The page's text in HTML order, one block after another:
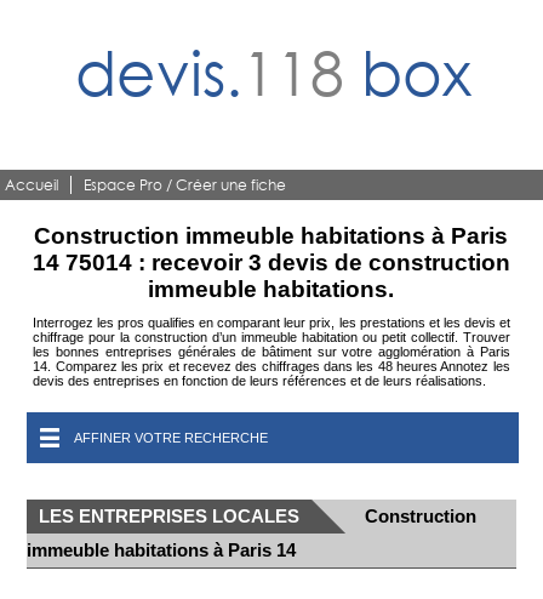
devis.118 box
Accueil Espace Pro / Créer une fiche
Construction immeuble habitations à Paris
14 75014 : recevoir 3 devis de construction
immeuble habitations.
Interrogez les pros qualifies en comparant leur prix, les prestations et les devis et
chiffrage pour la construction d’un immeuble habitation ou petit collectif. Trouver
les bonnes entreprises générales de bâtiment sur votre agglomération à Paris
14. Comparez les prix et recevez des chiffrages dans les 48 heures Annotez les
devis des entreprises en fonction de leurs références et de leurs réalisations.
AFFINER VOTRE RECHERCHE
LES ENTREPRISES LOCALES
Construction
immeuble habitations à Paris 14